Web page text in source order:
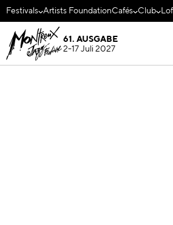
Festivals Artists FoundationCafés Club
61. AUSGABE
2-17 Juli 2027